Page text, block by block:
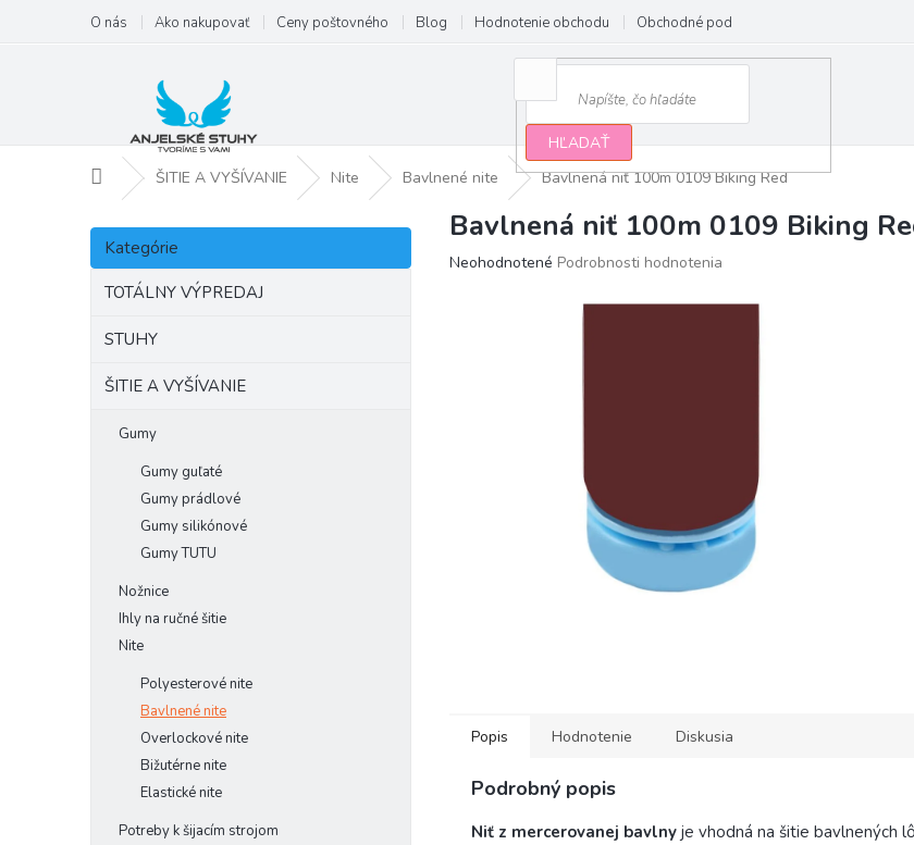
obsah
O nás Ako nakupovať Ceny poštovného Blog Hodnotenie obchodu Obchodné podmienky
HĽADAŤ
DomovŠITIE A VYŠÍVANIE Nite Bavlnené nite Bavlnená niť 100m 0109 Biking Red
B
č
Preskočiť
kategórie
Kategórie
TOTÁLNY VÝPREDAJ
STUHY
ŠITIE A VYŠÍVANIE
Gumy
Gumy guľaté
Gumy prádlové
Gumy silikónové
Gumy TUTU
Nožnice
Ihly na ručné šitie
Nite
Polyesterové nite
Bavlnené nite
Overlockové nite
Bižutérne nite
Elastické nite
Potreby k šijacím strojom
Bavlnená niť 100m 0109 Biking
Priemerné
Neohodnotené Podrobnosti hodnotenia
Popis Hodnotenie Diskusia
Podrobný popis
Niť z mercerovanej bavlny je vhodná na šitie bavlnených